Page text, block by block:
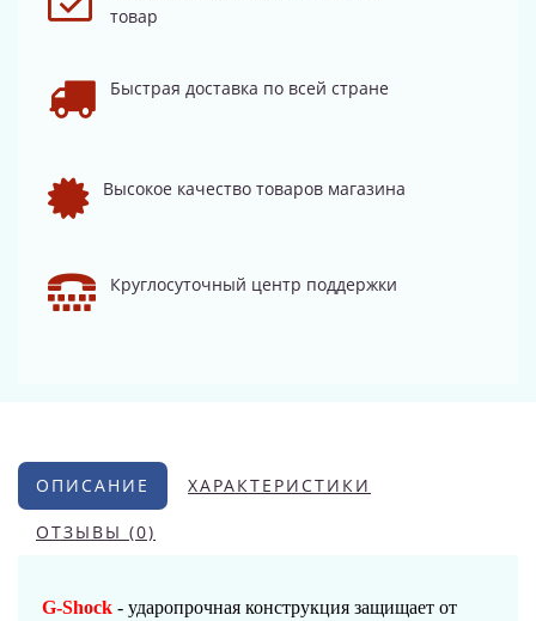
товар
Быстрая доставка по всей стране
Высокое качество товаров магазина
Круглосуточный центр поддержки
ОПИСАНИЕ ХАРАКТЕРИСТИКИ
ОТЗЫВЫ (0)
G-Shock - ударопрочная конструкция защищает от